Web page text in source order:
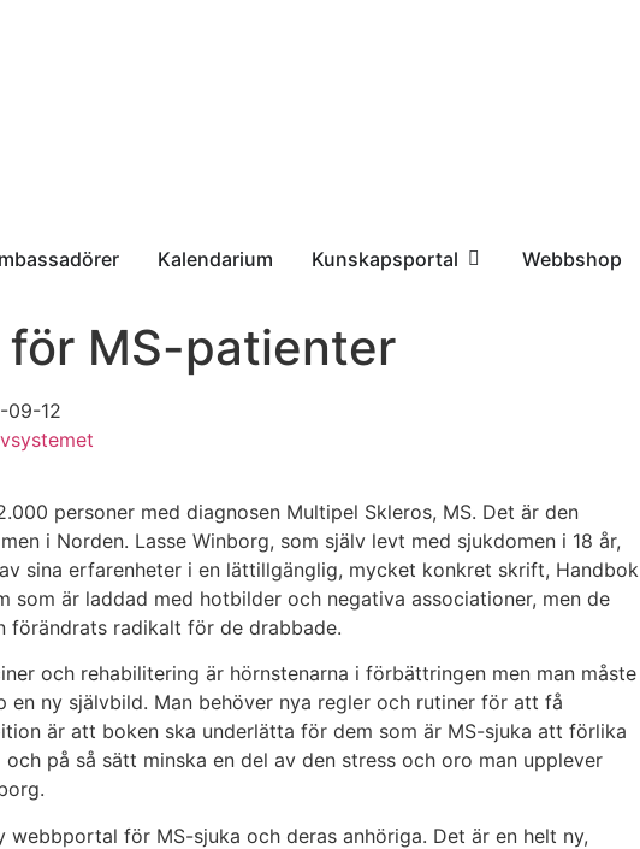
Kalendarium Kunskapsportal Webbshop
för MS-patienter
09-12
personer med diagnosen Multipel Skleros, MS. Det är den
i Norden. Lasse Winborg, som själv levt med sjukdomen i 18 år,
sina erfarenheter i en lättillgänglig, mycket konkret skrift, Handbok
som är laddad med hotbilder och negativa associationer, men de
förändrats radikalt för de drabbade.
och rehabilitering är hörnstenarna i förbättringen men man måste
en ny självbild. Man behöver nya regler och rutiner för att få
är att boken ska underlätta för dem som är MS-sjuka att förlika
på så sätt minska en del av den stress och oro man upplever
webbportal för MS-sjuka och deras anhöriga. Det är en helt ny,